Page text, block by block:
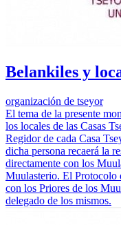
Belankiles y
organización de tseyor
El tema de la presente
los locales de las Casas
Regidor de cada Casa
dicha persona recaerá la
directamente con los
Muulasterio. El Protocolo
con los Priores de los
delegado de los mismos.